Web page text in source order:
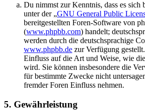
Du nimmst zur Kenntnis, dass es sich
unter der „GNU General Public
bereitgestellten Foren-Software von
(www.phpbb.com) handelt;
werden durch die deutschsprachige
www.phpbb.de zur Verfügung
Einfluss auf die Art und Weise, wie
wird. Sie können insbesondere die
für bestimmte Zwecke nicht
fremder Foren Einfluss nehmen.
5. Gewährleistung